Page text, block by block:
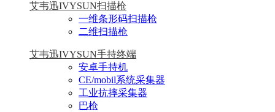
艾韦迅IVYSUN扫描枪
一维条形码扫描枪
二维扫描枪
艾韦迅IVYSUN手持终端
安卓手持机
CE/mobil系统采集器
工业抗摔采集器
巴枪